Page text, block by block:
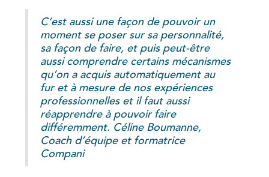
C’est aussi une façon de pouvoir un
moment se poser sur sa personnalité,
sa façon de faire, et puis peut-être
aussi comprendre certains mécanismes
qu’on a acquis automatiquement au
fur et à mesure de nos expériences
professionnelles et il faut aussi
réapprendre à pouvoir faire
différemment. Céline Boumanne,
Coach d’équipe et formatrice
Compani